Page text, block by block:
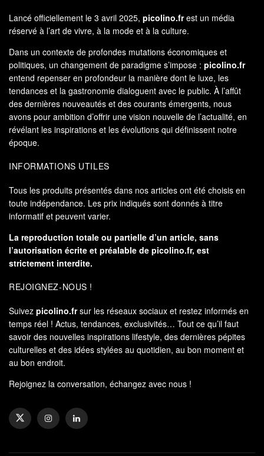
Lancé officiellement le 3 avril 2025, picolino.frest un média
réservé à l’art de vivre, à la mode et à la culture.
Dans un contexte de profondes mutations économiques et
politiques, un changement de paradigme s’impose : picolino.fr
entend repenser en profondeur la manière dont le luxe, les
tendances et la gastronomie dialoguent avec le public. À l’affût
des dernières nouveautés et des courants émergents, nous
avons pour ambition d’offrir une vision nouvelle de l’actualité, en
révélant les inspirations et les évolutions qui définissent notre
époque.
INFORMATIONS UTILES
Tous les produits présentés dans nos articles ont été choisis en
toute indépendance. Les prix indiqués sont donnés à titre
informatif et peuvent varier.
La reproduction totale ou partielle d’un article, sans
l’autorisation écrite et préalable de picolino.fr, est
strictement interdite.
REJOIGNEZ-NOUS !
Suivez picolino.frsur les réseaux sociaux et restez informés en
temps réel ! Actus, tendances, exclusivités… Tout ce qu’il faut
savoir des nouvelles inspirations lifestyle, des dernières pépites
culturelles et des idées stylées au quotidien, au bon moment et
au bon endroit.
Rejoignez la conversation, échangez avec nous !